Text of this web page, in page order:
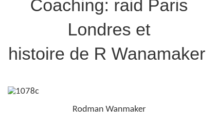
Coaching: raid Paris
Londres et
histoire de R Wanamaker
Rodman Wanmaker